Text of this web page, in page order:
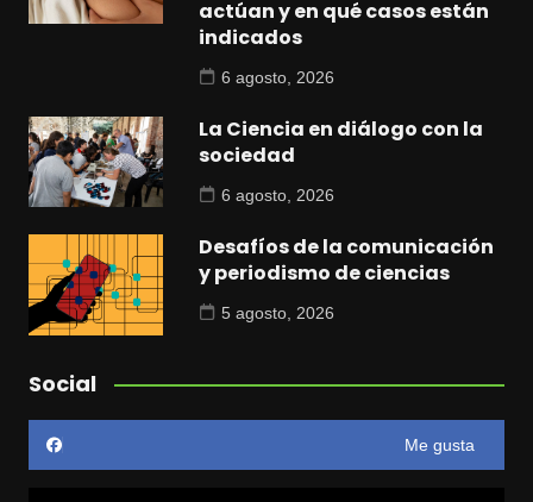
actúan y en qué casos están
indicados
6 agosto, 2026
La Ciencia en diálogo con la
sociedad
6 agosto, 2026
Desafíos de la comunicación
y periodismo de ciencias
5 agosto, 2026
Social
Me gusta